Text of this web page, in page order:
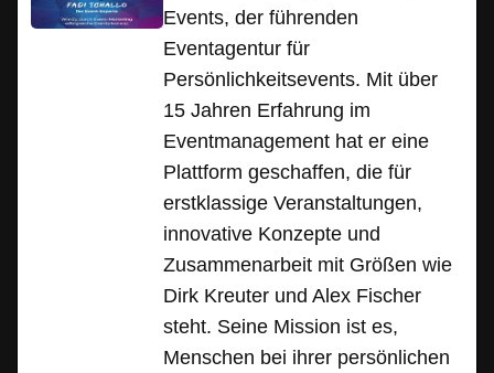
Events, der führenden
Eventagentur für
Persönlichkeitsevents. Mit über
15 Jahren Erfahrung im
Eventmanagement hat er eine
Plattform geschaffen, die für
erstklassige Veranstaltungen,
innovative Konzepte und
Zusammenarbeit mit Größen wie
Dirk Kreuter und Alex Fischer
steht. Seine Mission ist es,
Menschen bei ihrer persönlichen